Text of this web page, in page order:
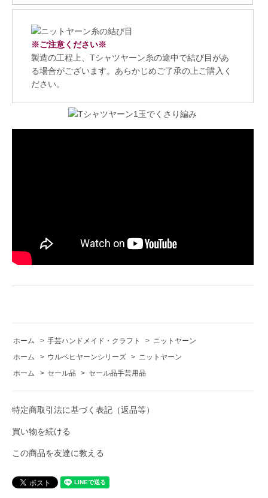
※ご注意ください※
製造の工程上、Tシャツヤーン糸の途中で結び目があ
る場合がございます。あらかじめご了承の上ご購入く
ださい。
ホーム > 手芸ハンドメイド・クラフト > ニットヤーン
ホーム
> ウルベヒヤーンシリーズ > ニットヤーン
ホーム
> セール品 > セール品手芸用品
特定商取引法に基づく表記（返品等）
買い物を続ける
この商品を友達に教える